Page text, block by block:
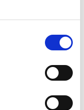
konnte
End-to-